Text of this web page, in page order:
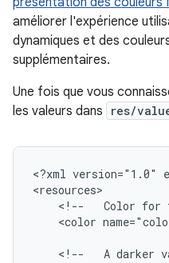
améliorer l'expérience
dynamiques et des
supplémentaires.
Une fois que vous
les valeurs dans
res/
<?xml version="1.0"
<!--
Color for
<color
<!-- A darker